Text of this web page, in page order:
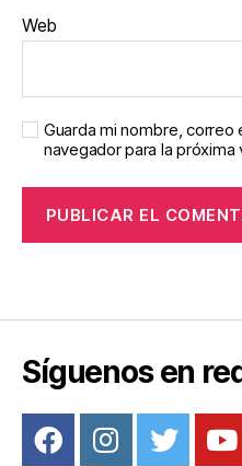
Web
Guarda mi nombre,
navegador para la
Síguenos en